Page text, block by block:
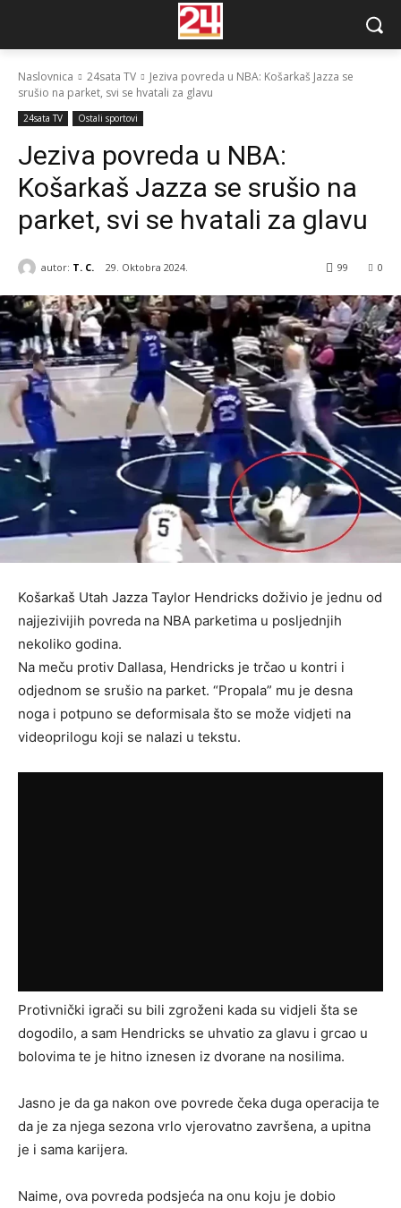
Naslovnica 24sata TV
Jeziva povreda u NBA: Košarkaš Jazza se
srušio na parket, svi se hvatali za glavu
24sata TV Ostali sportovi
Jeziva povreda u NBA:
Košarkaš Jazza se srušio na
parket, svi se hvatali za glavu
autor: T. C. 29. Oktobra 2024. 0
99
Košarkaš Utah Jazza Taylor Hendricks doživio je jednu od
najjezivijih povreda na NBA parketima u posljednjih
nekoliko godina.
Na meču protiv Dallasa, Hendricks je trčao u kontri i
odjednom se srušio na parket. “Propala” mu je desna
noga i potpuno se deformisala što se može vidjeti na
videoprilogu koji se nalazi u tekstu.
Protivnički igrači su bili zgroženi kada su vidjeli šta se
dogodilo, a sam Hendricks se uhvatio za glavu i grcao u
bolovima te je hitno iznesen iz dvorane na nosilima.
Jasno je da ga nakon ove povrede čeka duga operacija te
da je za njega sezona vrlo vjerovatno završena, a upitna
je i sama karijera.
Naime, ova povreda podsjeća na onu koju je dobio